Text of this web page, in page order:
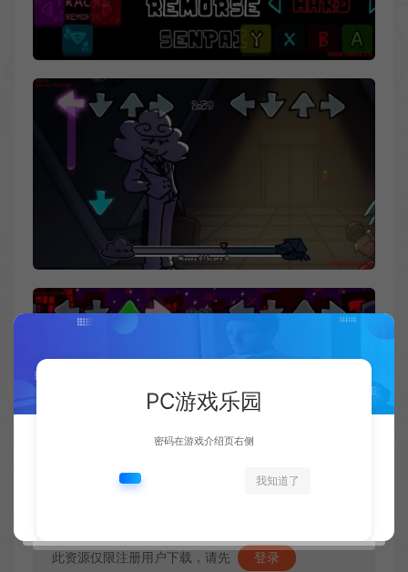
此资源仅限注册用户下载，请先 登录
PC游戏乐园
密码在游戏介绍页右侧
我知道了